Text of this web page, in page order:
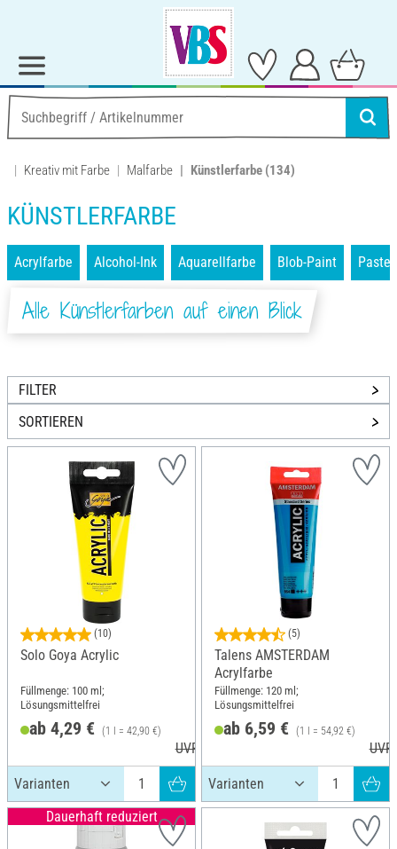
Kreativ mit Farbe Malfarbe Künstlerfarbe (134)
KÜNSTLERFARBE
Acrylfarbe Alcohol-Ink Aquarellfarbe Blob-Paint
Alle Künstlerfarben auf einen Blick
FILTER
SORTIEREN
(10)
Solo Goya Acrylic
Füllmenge: 100 ml;
Lösungsmittelfrei
ab 4,29 € (1 l = 42,90 €)
UVP 5,99 €
(5)
Talens AMSTERDAM
Acrylfarbe
Füllmenge: 120 ml;
Lösungsmittelfrei
ab 6,59 € (1 l = 54,92 €)
Dauerhaft reduziert